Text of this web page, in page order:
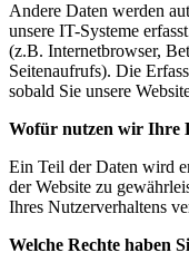
Andere Daten werden
unsere IT-Systeme
(z.B. Internetbrowser,
Seitenaufrufs). Die
sobald Sie unsere
Wofür nutzen wir Ihre
Ein Teil der Daten wird
der Website zu
Ihres Nutzerverhaltens
Welche Rechte haben